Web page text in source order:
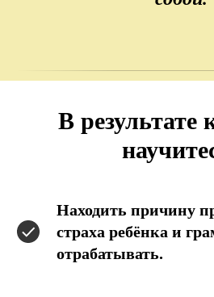
В результате
Находить причину
страха ребёнка и
отрабатывать.